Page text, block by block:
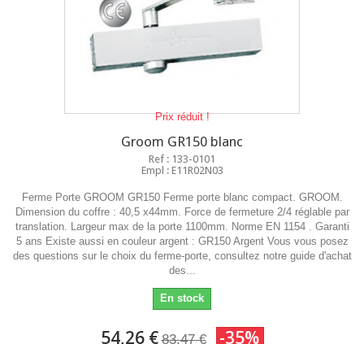
Prix réduit !
Groom GR150 blanc
Ref : 133-0101
Empl : E11R02N03
Ferme Porte GROOM GR150 Ferme porte blanc compact. GROOM.
Dimension du coffre : 40,5 x44mm. Force de fermeture 2/4 réglable par
translation. Largeur max de la porte 1100mm. Norme EN 1154 . Garanti
5 ans Existe aussi en couleur argent : GR150 Argent Vous vous posez
des questions sur le choix du ferme-porte, consultez notre guide d'achat
des...
En stock
54,26 € 83,47 € -35%